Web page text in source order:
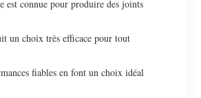
est connue pour produire des joints
un choix très efficace pour tout
fiables en font un choix idéal